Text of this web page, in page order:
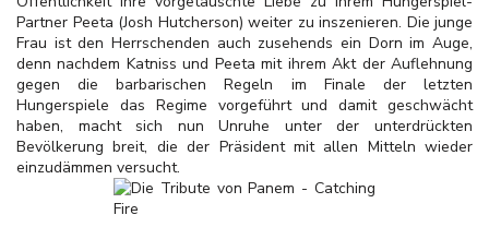
Partner Peeta (Josh Hutcherson) weiter zu inszenieren. Die junge
Frau ist den Herrschenden auch zusehends ein Dorn im Auge,
denn nachdem Katniss und Peeta mit ihrem Akt der Auflehnung
gegen die barbarischen Regeln im Finale der letzten
Hungerspiele das Regime vorgeführt und damit geschwächt
haben, macht sich nun Unruhe unter der unterdrückten
Bevölkerung breit, die der Präsident mit allen Mitteln wieder
einzudämmen versucht.